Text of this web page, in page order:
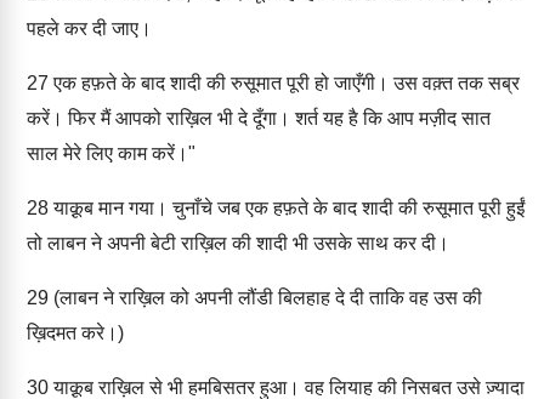
पहले कर दी जाए।
27 एक हफ़ते के बाद शादी की रुसूमात पूरी हो जाएँगी। उस वक़्त तक सब्र
करें। फिर मैं आपको राख़िल भी दे दूँगा। शर्त यह है कि आप मज़ीद सात
साल मेरे लिए काम करें।"
28याक़ूब मान गया। चुनाँचे जब एक हफ़ते के बाद शादी की रुसूमात पूरी हुईं
तो लाबन ने अपनी बेटी राख़िल की शादी भी उसके साथ कर दी।
29 (लाबन ने राख़िल को अपनी लौंडी बिलहाह दे दी ताकि वह उस की
ख़िदमत करे।)
30याक़ूब राख़िल से भी हमबिसतर हुआ। वह लियाह की निसबत उसे ज़्यादा